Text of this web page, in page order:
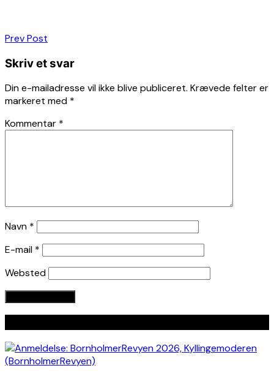
Indlægsnavigation
Prev Post
Skriv et svar
Din e-mailadresse vil ikke blive publiceret. Krævede felter er
markeret med *
Kommentar *
Navn *
E-mail *
Websted